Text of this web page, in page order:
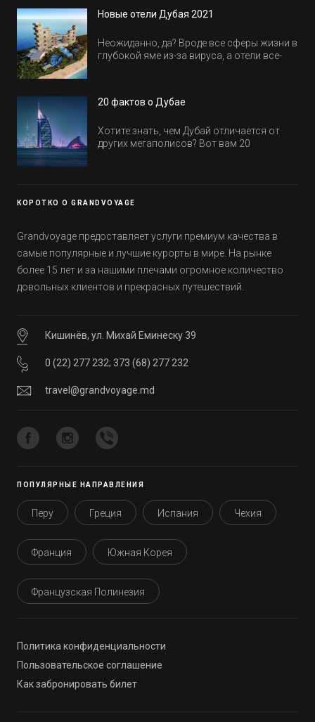
Новые отели Дубая 2021
Неожиданно, да? Вроде все сферы жизни в
глубокой яме из-за вируса, а отели все-
обычно на первые заезды дают промо-
20 фактов о Дубае
Хотите знать, чем Дубай отличается от
других мегаполисов? Вот вам 20
КОРОТКО О GRANDVOYAGE
Grandvoyage предоставляет услуги премиум качества в
самые популярные и лучшие курорты в мире. На рынке
более 15 лет и за нашими плечами огромное количество
довольных клиентов и прекрасных путешествий.
Кишинёв, ул. Михай Еминеску 39
0 (22) 277 232; 373 (68) 277 232
travel@grandvoyage.md
ПОПУЛЯРНЫЕ НАПРАВЛЕНИЯ
Перу Греция Испания Чехия
Франция Южная Корея
Французская Полинезия
Политика конфиденциальности
Пользовательское соглашение
Как забронировать билет